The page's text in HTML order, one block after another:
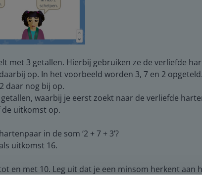
met 3 getallen. Hierbij gebruiken ze de verliefde
op. In het voorbeeld worden 3, 7 en 2
daar nog bij op.
waarbij je eerst zoekt naar de verliefde
uitkomst op.
in de som ‘2 + 7 + 3’?
uitkomst 16.
en met 10. Leg uit dat je een minsom herkent aan